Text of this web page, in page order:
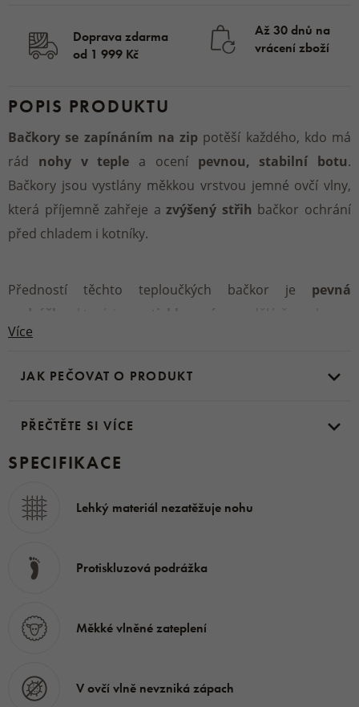
Doprava zdarma
od 1 999 Kč
Až 30 dnů na
vrácení zboží
POPIS PRODUKTU
Bačkory se zapínáním na zip potěší každého, kdo má
rád nohy v teple a ocení pevnou, stabilní botu.
Bačkory jsou vystlány měkkou vrstvou jemné ovčí vlny,
která příjemně zahřeje azvýšený střih bačkor ochrání
před chladem i kotníky.
Předností těchto teploučkých bačkor je pevná
podrážka
, která je protiskluzová
a nedělá šmouhy na
podlaze. Boty se dají
Filcový materiál použitý na povrchu bačkor podporuje
vlny v botáchnevznikají nepříjemné zápachy
Více
JAK PEČOVAT O PRODUKT
PŘEČTĚTE SI VÍCE
SPECIFIKACE
Lehký materiál nezatěžuje nohu
Protiskluzová podrážka
Měkké vlněné zateplení
V ovčí vlně nevzniká zápach